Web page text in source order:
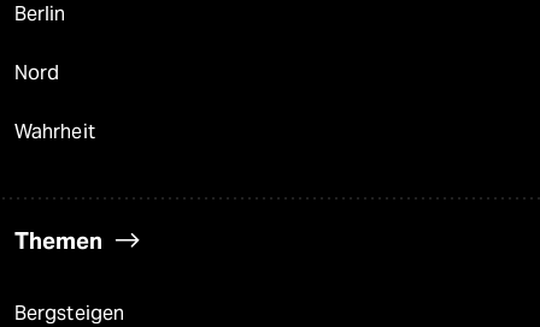
Berlin
Nord
Wahrheit
Themen
Bergsteigen